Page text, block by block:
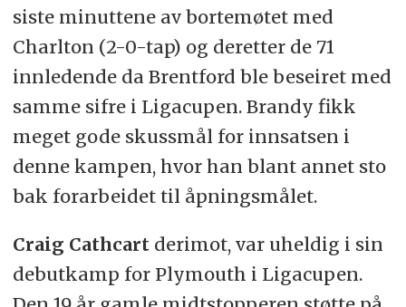
siste minuttene av bortemøtet med
Charlton (2-0-tap) og deretter de 71
innledende da Brentford ble beseiret med
samme sifre i Ligacupen. Brandy fikk
meget gode skussmål for innsatsen i
denne kampen, hvor han blant annet sto
bak forarbeidet til åpningsmålet.
Craig Cathcartderimot, var uheldig i sin
debutkamp for Plymouth i Ligacupen.